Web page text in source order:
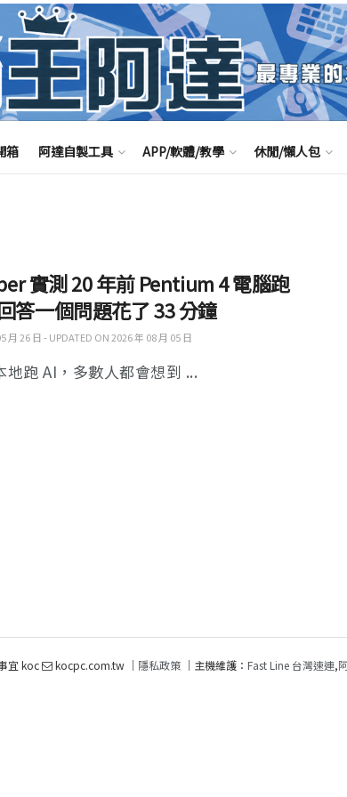
箱 阿達自製工具 APP/軟體/教學 休閒/懶人包
實測 20 年前 Pentium 4 電腦跑
答一個問題花了 33 分鐘
月 26 日 - UPDATED ON 2026 年 08 月 05 日
地跑 AI，多數人都會想到 ...
宜 koc kocpc.com.tw ｜ 隱私政策 ｜主機維護： Fast Line 台灣速連,